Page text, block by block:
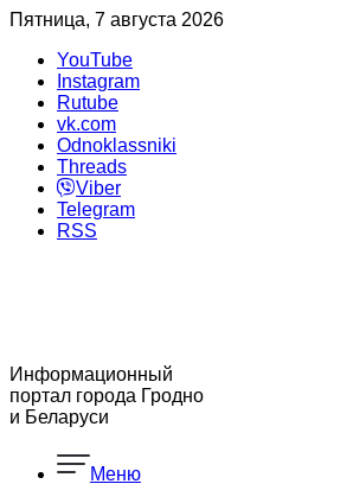
Пятница, 7 августа 2026
YouTube
Instagram
Rutube
vk.com
Odnoklassniki
Threads
Viber
Telegram
RSS
Информационный
портал города Гродно
и Беларуси
Меню